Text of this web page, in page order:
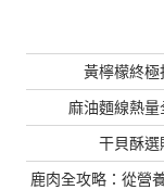
黃檸檬終
麻油麵線熱
干貝酥選
鹿肉全攻略：從營